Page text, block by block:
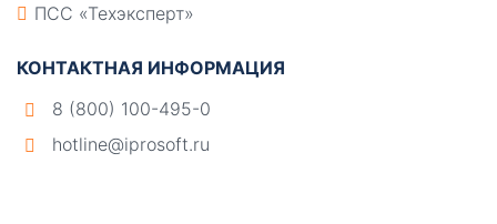
ПСС «Техэксперт»
КОНТАКТНАЯ ИНФОРМАЦИЯ
8 (800) 100-495-0
hotline@iprosoft.ru